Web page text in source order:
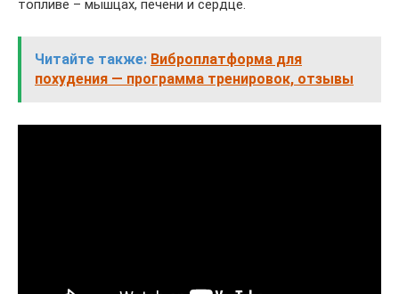
топливе – мышцах, печени и сердце.
Читайте также: Виброплатформа для
похудения — программа тренировок, отзывы